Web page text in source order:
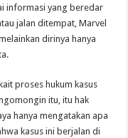
informasi yang beredar
jalan ditempat, Marvel
dirinya hanya
proses hukum kasus
itu, itu hak
hanya mengatakan apa
kasus ini berjalan di